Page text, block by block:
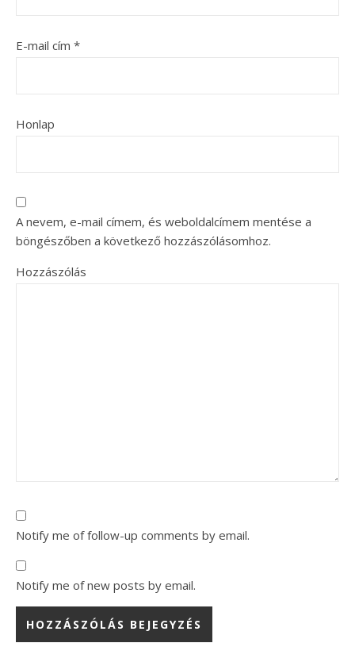
E-mail cím *
Honlap
A nevem, e-mail címem, és weboldalcímem mentése a
böngészőben a következő hozzászólásomhoz.
Hozzászólás
Notify me of follow-up comments by email.
Notify me of new posts by email.